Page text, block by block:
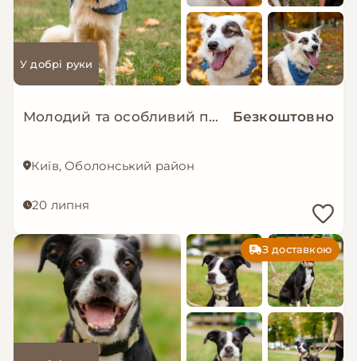
У добрі руки
Молодий та особливий песик-позитивчик - Зорро! Безкоштовно
Київ, Оболонський район
20 липня
З доставкою